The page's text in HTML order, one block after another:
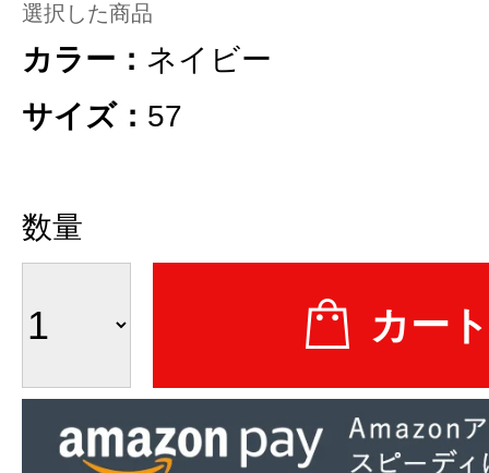
選択した商品
カラー： ネイビー
サイズ： 57
数量